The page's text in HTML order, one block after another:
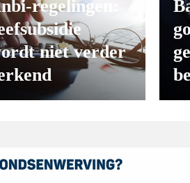
regelingen:
niet verder